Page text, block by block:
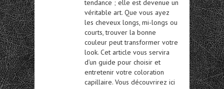
tendance ; elle est devenue un
véritable art. Que vous ayez
les cheveux longs, mi-longs ou
courts, trouver la bonne
couleur peut transformer votre
look. Cet article vous servira
d’un guide pour choisir et
entretenir votre coloration
capillaire. Vous découvrirez ici